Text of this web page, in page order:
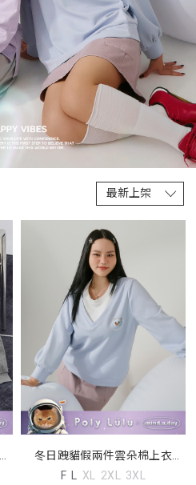
冬日跩貓假兩件雲朵棉上衣
(unisex)(MIND.A.DAY聯名)
F L XL 2XL 3XL